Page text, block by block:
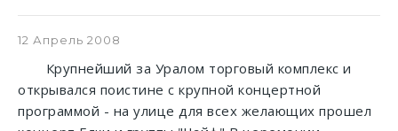
12 Апрель 2008
Крупнейший за Уралом торговый комплекс и
открывался поистине с крупной концертной
программой - на улице для всех желающих прошел